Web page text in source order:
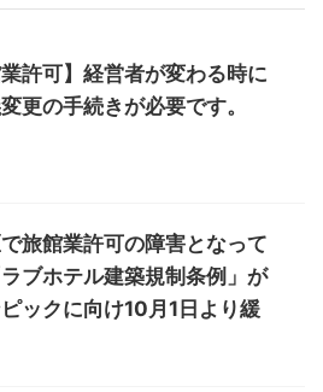
業許可】経営者が変わる時に
更の手続きが必要です。
旅館業許可の障害となって
ブホテル建築規制条例」が
ックに向け10月1日より緩